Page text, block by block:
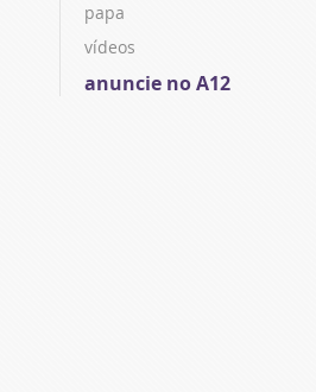
papa
vídeos
anuncie no A12